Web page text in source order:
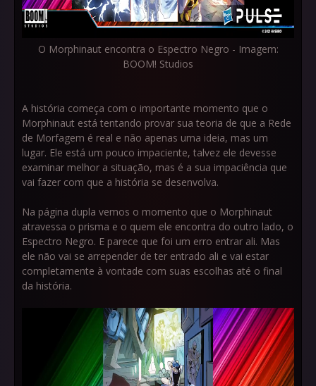
O Morphinaut encontra o Espectro Negro - Imagem:
BOOM! Studios
A história começa com o importante momento que o
Morphinaut está tentando provar sua teoria de que a Rede
de Morfagem é real e não apenas uma ideia, mas um
lugar. Ele está um pouco impaciente, talvez ele devesse
examinar melhor a situação, mas é a sua impaciência que
vai fazer com que a história se desenvolva.
Na página dupla vemos o momento que o Morphinaut
atravessa o prisma e o quem ele encontra do outro lado, o
Espectro Negro. E parece que foi um erro entrar ali. Mas
ele não vai se arrepender de ter entrado ali e vai estar
completamente à vontade com suas escolhas até o final
da história.